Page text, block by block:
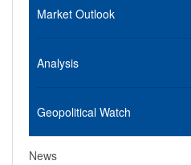
Market Outlook
Analysis
Geopolitical Watch
News